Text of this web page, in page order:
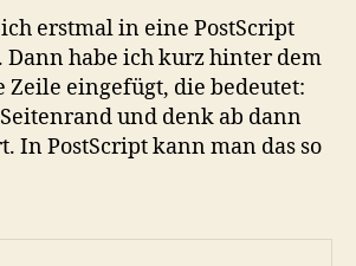
erstmal in eine PostScript
Dann habe ich kurz hinter dem
Zeile eingefügt, die bedeutet:
und denk ab dann
In PostScript kann man das so